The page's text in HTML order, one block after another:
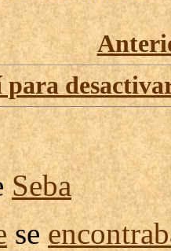
para
Seba
se